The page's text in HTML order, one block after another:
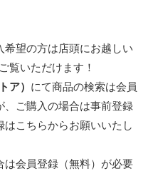
望の方は店頭にお越しい
覧いただけます！
ア） にて商品の検索は会員
、ご購入の場合は事前登録
はこちらからお願いいたし
会員登録（無料）が必要